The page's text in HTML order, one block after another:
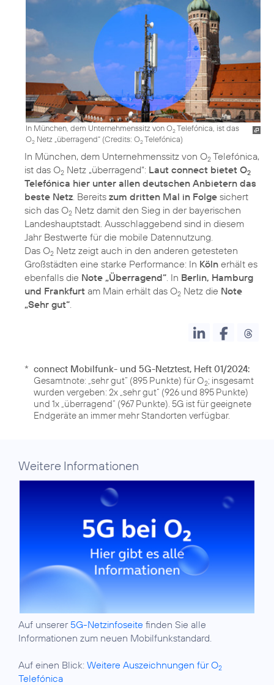
In München, dem Unternehmenssitz von O2Telefónica, ist das
O2 Netz „überragend“ (Credits: O2Telefónica)
In München, dem Unternehmenssitz von O2 Telefónica,
ist das O2 Netz „überragend“: Laut connect bietet O2
Telefónica hier unter allen deutschen Anbietern das
beste Netz. Bereits zum dritten Mal in Folge sichert
sich das O2 Netz damit den Sieg in der bayerischen
Landeshauptstadt. Ausschlaggebend sind in diesem
Jahr Bestwerte für die mobile Datennutzung.
Das O2 Netz zeigt auch in den anderen getesteten
Großstädten eine starke Performance: In Köln erhält es
ebenfalls die Note „Überragend“. In Berlin, Hamburg
und Frankfurt am Main erhält das O2 Netz die Note
„Sehr gut“.
* connect Mobilfunk- und 5G-Netztest, Heft 01/2024:
Gesamtnote: „sehr gut“ (895 Punkte) für O2; insgesamt
wurden vergeben: 2x „sehr gut“ (926 und 895 Punkte)
und 1x „überragend“ (967 Punkte). 5G ist für geeignete
Endgeräte an immer mehr Standorten verfügbar.
Weitere Informationen
Auf unserer 5G-Netzinfoseite finden Sie alle
Informationen zum neuen Mobilfunkstandard.
Auf einen Blick: Weitere Auszeichnungen für O2
Telefónica